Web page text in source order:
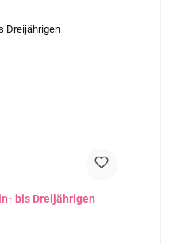
bis Dreijährigen